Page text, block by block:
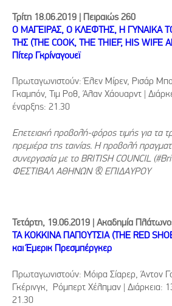
Τρίτη 18.06.2019 | Πειραιώς 260
Ο ΜΑΓΕΙΡΑΣ, Ο ΚΛΕΦΤΗΣ, Η ΓΥΝΑΙΚΑ
ΤΗΣ (THE COOK, THE THIEF, HIS WIFE
Πίτερ Γκρίναγουεϊ
Πρωταγωνιστούν: Έλεν Μίρεν, Ρισάρ
Γκαμπόν, Τιμ Ροθ, Άλαν Χάουαρντ |
έναρξης: 21.30
Επετειακή προβολή-φόρος τιμής για τα
πρεμιέρα της ταινίας. Η προβολή
συνεργασία με το BRITISH COUNCIL
ΦΕΣΤΙΒΑΛ ΑΘΗΝΩΝ & ΕΠΙΔΑΥΡΟΥ
Τετάρτη, 19.06.2019 | Ακαδημία
ΤΑ ΚΟΚΚΙΝΑ ΠΑΠΟΥΤΣΙΑ (THE RED
και Έμερικ Πρεσμπέργκερ
Πρωταγωνιστούν: Μόιρα Σίαρερ, Άντον
Γκέρινγκ, Ρόμπερτ Χέλπμαν | Διάρκεια:
21.30